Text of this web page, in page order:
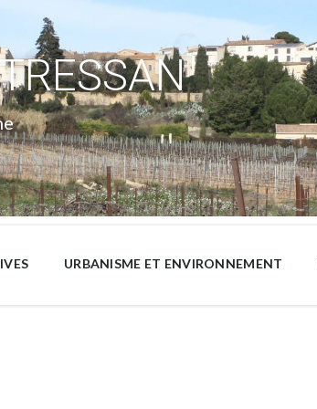
URBANISME ET ENVIRONNEMENT